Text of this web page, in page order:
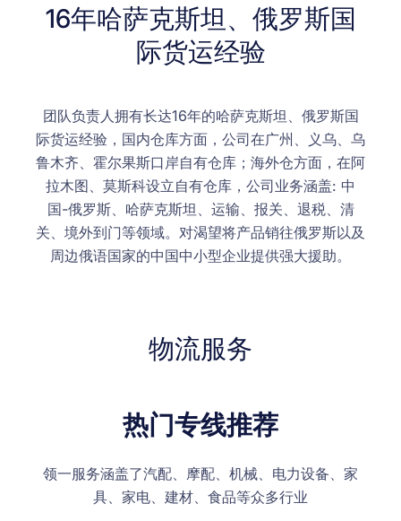
16年哈萨克斯坦、俄罗斯国
际货运经验
团队负责人拥有长达16年的哈萨克斯坦、俄罗斯国
际货运经验，国内仓库方面，公司在广州、义乌、乌
鲁木齐、霍尔果斯口岸自有仓库；海外仓方面，在阿
拉木图、莫斯科设立自有仓库，公司业务涵盖: 中
国-俄罗斯、哈萨克斯坦、运输、报关、退税、清
关、境外到门等领域。对渴望将产品销往俄罗斯以及
周边俄语国家的中国中小型企业提供强大援助。
物流服务
热门专线推荐
领一服务涵盖了汽配、摩配、机械、电力设备、家
具、家电、建材、食品等众多行业